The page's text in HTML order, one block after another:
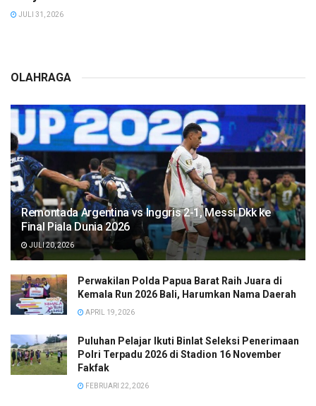
JULI 31, 2026
OLAHRAGA
Remontada Argentina vs Inggris 2-1, Messi Dkk ke
Final Piala Dunia 2026
JULI 20, 2026
Perwakilan Polda Papua Barat Raih Juara di
Kemala Run 2026 Bali, Harumkan Nama Daerah
APRIL 19, 2026
Puluhan Pelajar Ikuti Binlat Seleksi Penerimaan
Polri Terpadu 2026 di Stadion 16 November
Fakfak
FEBRUARI 22, 2026